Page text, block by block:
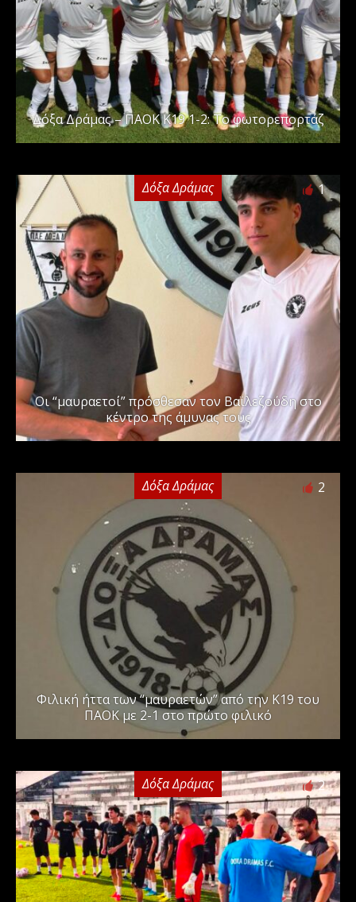
Δόξα Δράμας – ΠΑΟΚ Κ19 1-2: Το φωτορεπορτάζ
Δόξα Δράμας 1
Οι “μαυραετοί” πρόσθεσαν τον Βαϊλεζούδη στο
κέντρο της άμυνας τους
Δόξα Δράμας 2
Φιλική ήττα των “μαυραετών” από την Κ19 του
ΠΑΟΚ με 2-1 στο πρώτο φιλικό
Δόξα Δράμας 2